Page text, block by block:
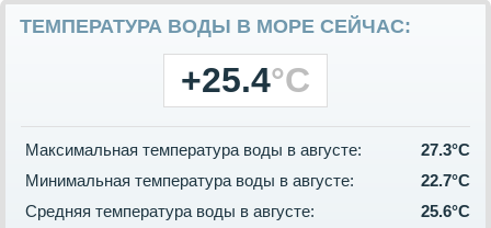
ТЕМПЕРАТУРА ВОДЫ В МОРЕ СЕЙЧАС:
+25.4°C
Максимальная температура воды в августе:
27.3°C
Минимальная температура воды в августе:
22.7°C
Средняя температура воды в августе:
25.6°C